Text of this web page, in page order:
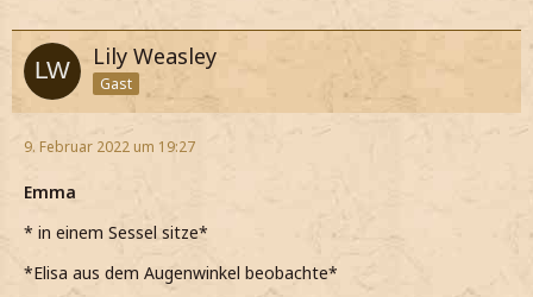
Lily Weasley
Gast
9. Februar 2022 um 19:27
Emma
* in einem Sessel sitze*
*Elisa aus dem Augenwinkel beobachte*